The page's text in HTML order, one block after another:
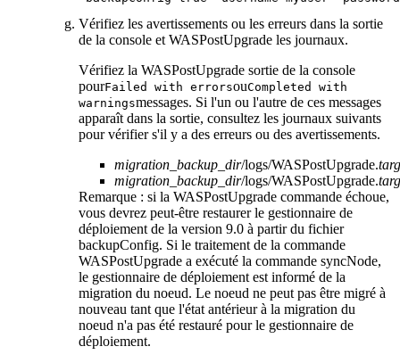
Vérifiez les avertissements ou les erreurs dans la sortie
de la console et WASPostUpgrade les journaux.
Vérifiez la WASPostUpgrade sortie de la console
pourFailed with errorsouCompleted with
warningsmessages. Si l'un ou l'autre de ces messages
apparaît dans la sortie, consultez les journaux suivants
pour vérifier s'il y a des erreurs ou des avertissements.
migration_backup_dir/logs/WASPostUpgrade.
migration_backup_dir/logs/WASPostUpgrade.
Remarque : si la WASPostUpgrade commande échoue,
vous devrez peut-être restaurer le gestionnaire de
déploiement de la version 9.0 à partir du fichier
backupConfig. Si le traitement de la commande
WASPostUpgrade a exécuté la commande syncNode,
le gestionnaire de déploiement est informé de la
migration du noeud. Le noeud ne peut pas être migré à
nouveau tant que l'état antérieur à la migration du
noeud n'a pas été restauré pour le gestionnaire de
déploiement.